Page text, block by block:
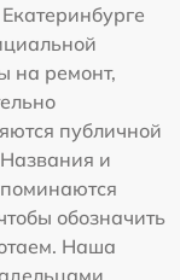
на ремонт,
публичной
и
обозначить
Наша